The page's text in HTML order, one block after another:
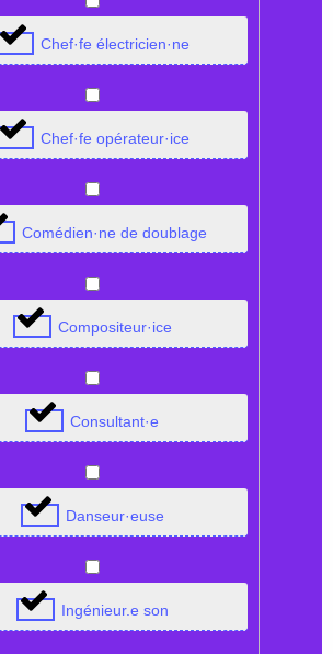
Chef·fe électricien·ne
Chef·fe opérateur·ice
Comédien·ne de doublage
Compositeur·ice
Consultant·e
Danseur·euse
Ingénieur.e son